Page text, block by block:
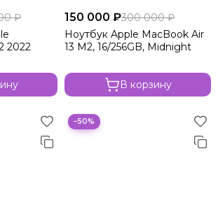
₽
2022
150 000 ₽300 000 ₽
Ноутбук Apple MacBook Air
13 M2, 16/256GB, Midnight
В корзину
−50%